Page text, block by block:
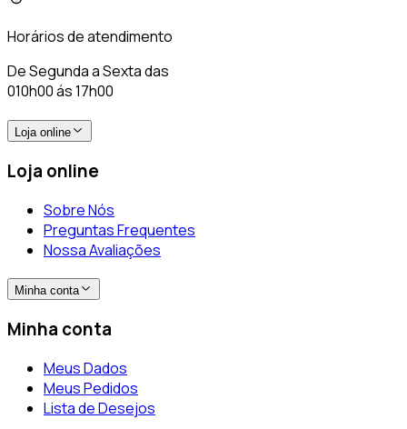
Horários de atendimento
De Segunda a Sexta das
010h00 ás 17h00
Loja online
Loja online
Sobre Nós
Preguntas Frequentes
Nossa Avaliações
Minha conta
Minha conta
Meus Dados
Meus Pedidos
Lista de Desejos